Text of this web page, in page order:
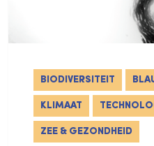
BIODIVERSITEIT
KLIMAAT
ZEE & GEZONDHEID